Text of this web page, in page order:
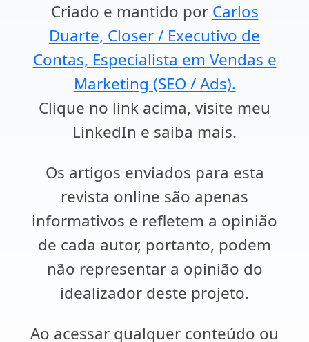
Criado e mantido por Carlos
Duarte, Closer / Executivo de
Contas, Especialista em Vendas e
Marketing (SEO / Ads).
Clique no link acima, visite meu
LinkedIn e saiba mais.
Os artigos enviados para esta
revista online são apenas
informativos e refletem a opinião
de cada autor, portanto, podem
não representar a opinião do
idealizador deste projeto.
Ao acessar qualquer conteúdo ou